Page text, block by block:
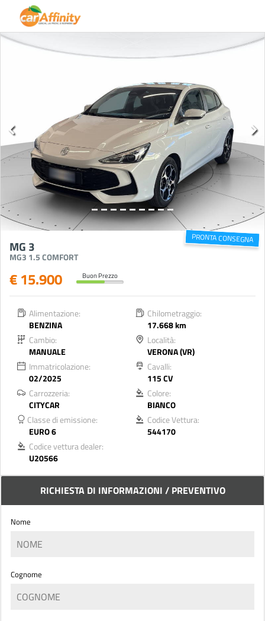
PRONTA CONSEGNA
MG 3
MG3 1.5 COMFORT
€ 15.900 Buon Prezzo
Alimentazione:
BENZINA
Chilometraggio:
17.668 km
Cambio:
MANUALE
Località:
VERONA (VR)
Immatricolazione:
02/2025
Cavalli:
115 CV
Carrozzeria:
CITYCAR
Colore:
BIANCO
Classe di emissione:
EURO 6
Codice Vettura:
544170
Codice vettura dealer:
U20566
RICHIESTA DI INFORMAZIONI / PREVENTIVO
Nome
Cognome